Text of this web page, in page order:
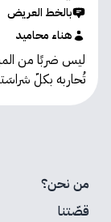
بالخط العريض
هناء محاميد
ليس ضربًا من
تُحاربه بكلّ
من نحن؟
قصّتنا